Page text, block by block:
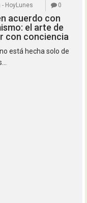
HoyLunes
0
acuerdo con
el arte de
con conciencia
no está hecha solo de